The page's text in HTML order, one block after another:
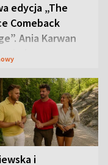
edycja „The
Comeback
Ania Karwan
i